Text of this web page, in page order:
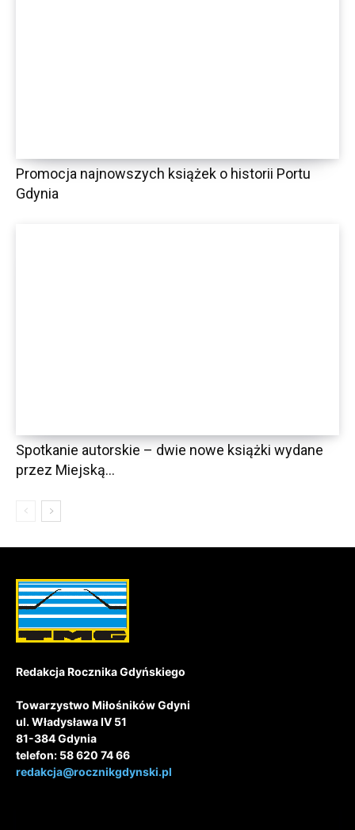
Promocja najnowszych książek o historii Portu
Gdynia
Spotkanie autorskie – dwie nowe książki wydane
przez Miejską...
Redakcja Rocznika Gdyńskiego
Towarzystwo Miłośników Gdyni
ul. Władysława IV 51
81-384 Gdynia
telefon: 58 620 74 66
redakcja@rocznikgdynski.pl